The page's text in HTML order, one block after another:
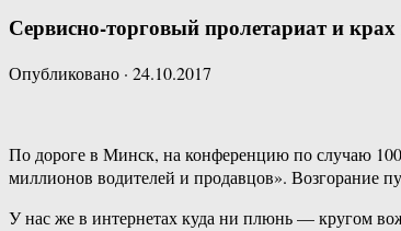
Сервисно-торговый пролетариат и
Опубликовано · 24.10.2017
По дороге в Минск, на конференцию по случаю
миллионов водителей и продавцов». Возгорание
У нас же в интернетах куда ни плюнь — кругом